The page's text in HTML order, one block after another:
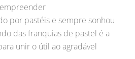
por pastéis e sempre sonhou
das franquias de pastel é a
unir o útil ao agradável